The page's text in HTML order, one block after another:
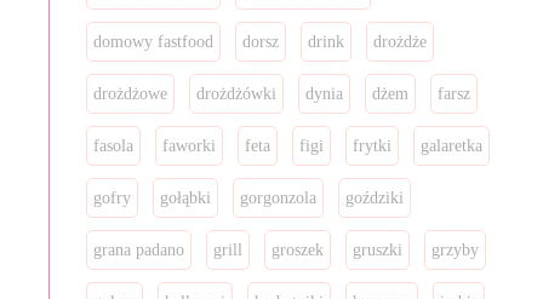
domowy fastfood dorsz drink drożdże
drożdżowe drożdżówki dynia dżem farsz
fasola faworki feta figi frytki galaretka
gofry gołąbki gorgonzola goździki
grana padano grill groszek gruszki grzyby